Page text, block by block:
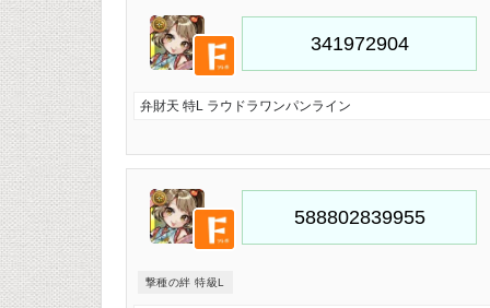
弁財天 特L ラウドラワンパンライン
撃種の絆 特級L